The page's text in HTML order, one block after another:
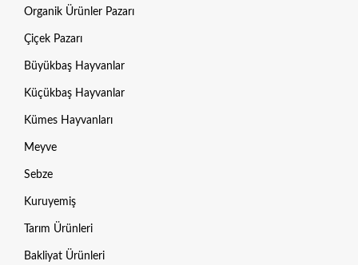
Organik Ürünler Pazarı
Çiçek Pazarı
Büyükbaş Hayvanlar
Küçükbaş Hayvanlar
Kümes Hayvanları
Meyve
Sebze
Kuruyemiş
Tarım Ürünleri
Bakliyat Ürünleri